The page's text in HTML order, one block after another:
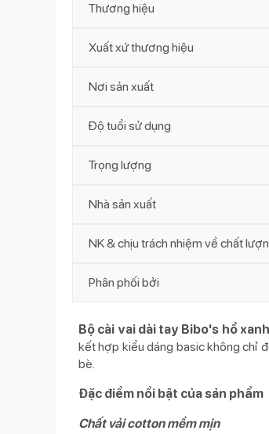
Thương hiệu
Xuất xứ thương hiệu
Nơi sản xuất
Độ tuổi sử dụng
Trọng lượng
Nhà sản xuất
NK & chịu trách nhiệm về chất
Phân phối bởi
Bộ cài vai dài tay Bibo's hổ xanh
kết hợp kiểu dáng basic không chỉ
bè.
Đặc điểm nổi bật của sản phẩm
Chất vải cotton mềm mịn